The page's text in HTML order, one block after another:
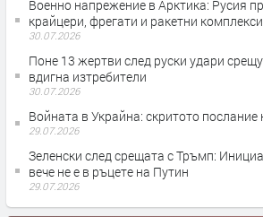
Военно напрежение в Арктика: Русия
крайцери, фрегати и ракетни
30.07.2026
Поне 13 жертви след руски удари
вдигна изтребители
30.07.2026
Войната в Украйна: скритото
29.07.2026
Зеленски след срещата с Тръмп:
вече не е в ръцете на Путин
29.07.2026